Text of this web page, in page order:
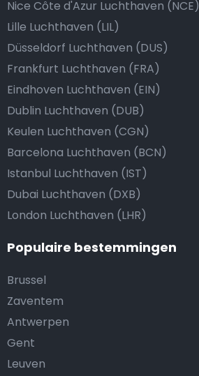
Nice Côte d'Azur Luchthaven (NCE)
Lille Luchthaven (LIL)
Düsseldorf Luchthaven (DUS)
Frankfurt Luchthaven (FRA)
Eindhoven Luchthaven (EIN)
Dublin Luchthaven (DUB)
Keulen Luchthaven (CGN)
Barcelona Luchthaven (BCN)
Istanbul Luchthaven (IST)
Dubai Luchthaven (DXB)
London Luchthaven (LHR)
Populaire bestemmingen
Brussel
Zaventem
Antwerpen
Gent
Leuven